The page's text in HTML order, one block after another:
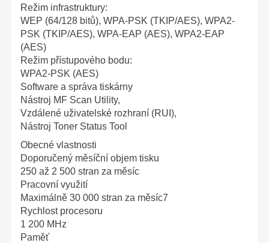
Režim infrastruktury:
WEP (64/128 bitů), WPA-PSK (TKIP/AES), WPA2-
PSK (TKIP/AES), WPA-EAP (AES), WPA2-EAP
(AES)
Režim přístupového bodu:
WPA2-PSK (AES)
Software a správa tiskárny
Nástroj MF Scan Utility,
Vzdálené uživatelské rozhraní (RUI),
Nástroj Toner Status Tool
Obecné vlastnosti
Doporučený měsíční objem tisku
250 až 2 500 stran za měsíc
Pracovní využití
Maximálně 30 000 stran za měsíc7
Rychlost procesoru
1 200 MHz
Paměť